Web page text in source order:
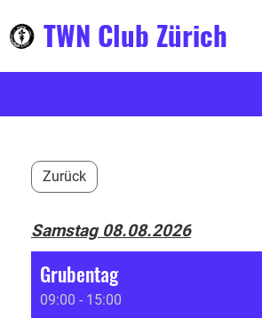
TWN Club Zürich
Zurück
Samstag 08.08.2026
Grubentag
09:00 - 15:00